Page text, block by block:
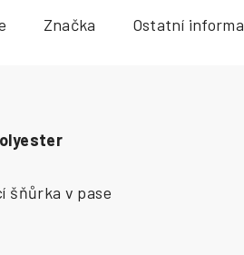
Značka Ostatní
šňůrka v pase